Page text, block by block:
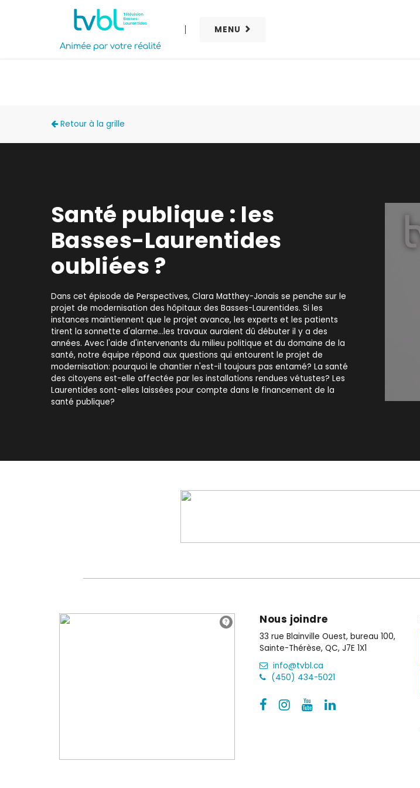
MENU
Retour à la grille
Santé publique : les
Basses-Laurentides
oubliées ?
Dans cet épisode de Perspectives, Clara Matthey-Jonais se penche sur le
projet de modernisation des hôpitaux des Basses-Laurentides. Si les
instances maintiennent que le projet avance, les experts et les patients
tirent la sonnette d'alarme...les travaux auraient dû débuter il y a des
années. Avec l'aide d'intervenants du milieu politique et du domaine de la
santé, notre équipe répond aux questions qui entourent le projet de
modernisation: pourquoi le chantier n'est-il toujours pas entamé? La santé
des citoyens est-elle affectée par les installations rendues vétustes? Les
Laurentides sont-elles laissées pour compte dans le financement de la
santé publique?
Nous joindre
33 rue Blainville Ouest, bureau 100,
Sainte-Thérèse, QC, J7E 1X1
info@tvbl.ca
(450) 434-5021